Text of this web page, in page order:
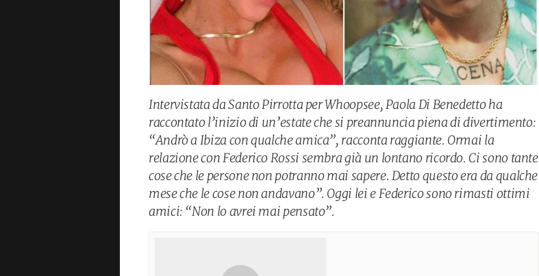
Intervistata da Santo Pirrotta per Whoopsee, Paola Di Benedetto ha
raccontato l’inizio di un’estate che si preannuncia piena di divertimento:
“Andrò a Ibiza con qualche amica”, racconta raggiante. Ormai la
relazione con Federico Rossi sembra già un lontano ricordo. Ci sono tante
cose che le persone non potranno mai sapere. Detto questo era da qualche
mese che le cose non andavano”. Oggi lei e Federico sono rimasti ottimi
amici: “Non lo avrei mai pensato”.